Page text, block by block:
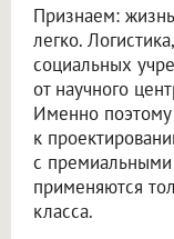
Признаем:
легко.
социальных
от научного
Именно
к
с
применяются
класса.